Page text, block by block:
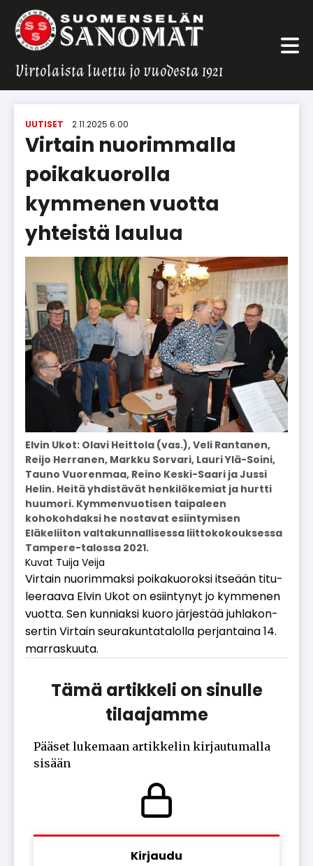
Virtolaista luettu jo vuodesta 1921
UUTISET 2.11.2025 6.00
Virtain nuorimmalla
poikakuorolla
kymmenen vuotta
yhteistä laulua
Elvin Ukot: Olavi Heittola (vas.), Veli Rantanen,
Reijo Herranen, Markku Sorvari, Lauri Ylä-Soini,
Tauno Vuorenmaa, Reino Keski-Saari ja Jussi
Helin. Heitä yhdistävät henkilökemiat ja hurtti
huumori. Kymmenvuotisen taipaleen
kohokohdaksi he nostavat esiintymisen
Eläkeliiton valtakunnallisessa liittokokouksessa
Tampere-talossa 2021.
Kuvat Tuija Veija
Vir­tain nuo­rim­mak­si poi­ka­kuo­rok­si it­se­ään ti­tu­
lee­raa­va El­vin Ukot on esiin­ty­nyt jo kym­me­nen
vuot­ta. Sen kun­ni­ak­si kuo­ro jär­jes­tää juh­la­kon­
ser­tin Vir­tain seu­ra­kun­ta­ta­lol­la per­jan­tai­na 14.
mar­ras­kuu­ta.
Tämä artikkeli on sinulle
tilaajamme
Pääset lukemaan artikkelin kirjautumalla
sisään
Kirjaudu